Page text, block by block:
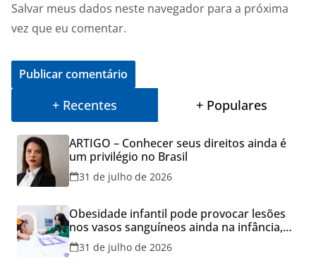
Salvar meus dados neste navegador para a próxima
vez que eu comentar.
+ Recentes + Populares
ARTIGO – Conhecer seus direitos ainda é
um privilégio no Brasil
31 de julho de 2026
Obesidade infantil pode provocar lesões
nos vasos sanguíneos ainda na infância,
alerta estudo
31 de julho de 2026